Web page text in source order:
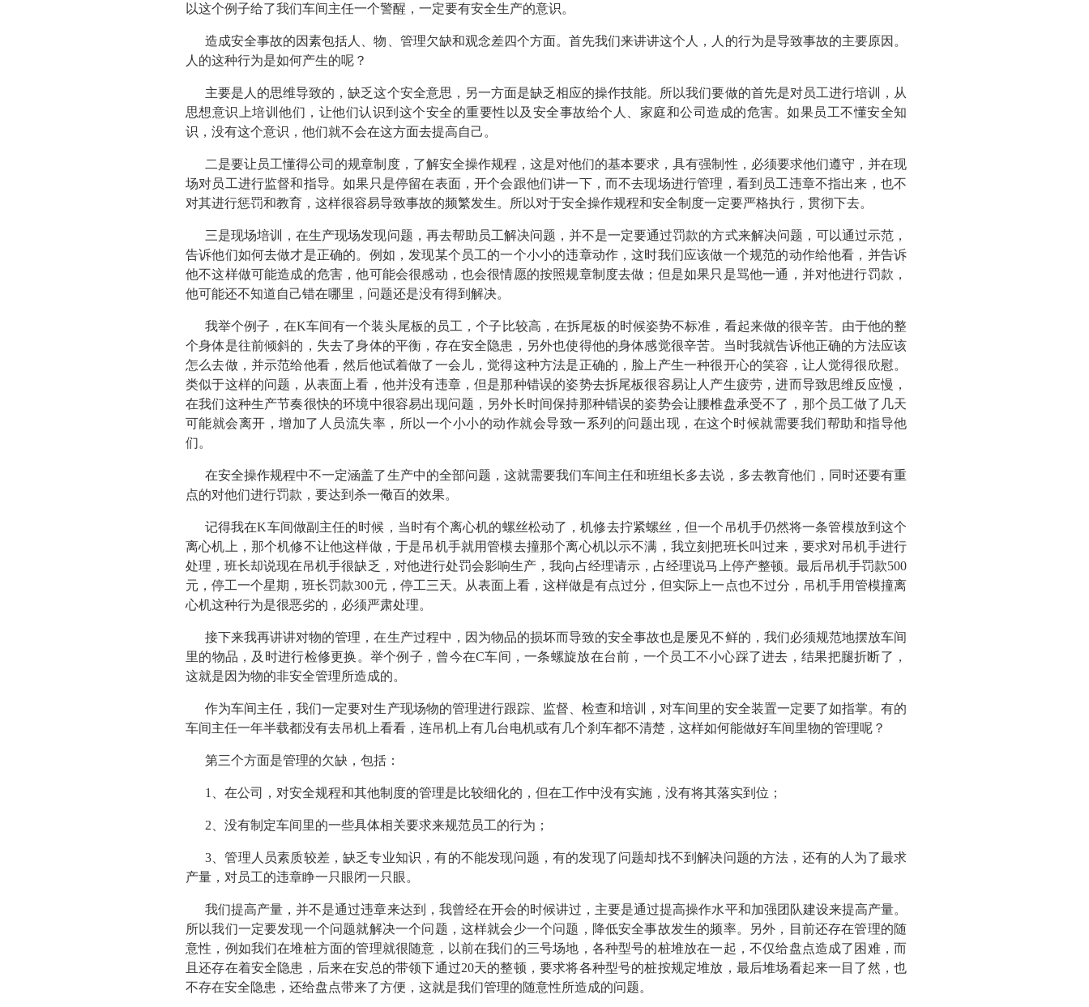
以这个例子给了我们车间主任一个警醒，一定要有安全生产的意识。
造成安全事故的因素包括人、物、管理欠缺和观念差四个方面。首先我们来讲讲这个人，人的行为是导致事故的主要原因。
人的这种行为是如何产生的呢？
主要是人的思维导致的，缺乏这个安全意思，另一方面是缺乏相应的操作技能。所以我们要做的首先是对员工进行培训，从
思想意识上培训他们，让他们认识到这个安全的重要性以及安全事故给个人、家庭和公司造成的危害。如果员工不懂安全知
识，没有这个意识，他们就不会在这方面去提高自己。
二是要让员工懂得公司的规章制度，了解安全操作规程，这是对他们的基本要求，具有强制性，必须要求他们遵守，并在现
场对员工进行监督和指导。如果只是停留在表面，开个会跟他们讲一下，而不去现场进行管理，看到员工违章不指出来，也不
对其进行惩罚和教育，这样很容易导致事故的频繁发生。所以对于安全操作规程和安全制度一定要严格执行，贯彻下去。
三是现场培训，在生产现场发现问题，再去帮助员工解决问题，并不是一定要通过罚款的方式来解决问题，可以通过示范，
告诉他们如何去做才是正确的。例如，发现某个员工的一个小小的违章动作，这时我们应该做一个规范的动作给他看，并告诉
他不这样做可能造成的危害，他可能会很感动，也会很情愿的按照规章制度去做；但是如果只是骂他一通，并对他进行罚款，
他可能还不知道自己错在哪里，问题还是没有得到解决。
我举个例子，在K车间有一个装头尾板的员工，个子比较高，在拆尾板的时候姿势不标准，看起来做的很辛苦。由于他的整
个身体是往前倾斜的，失去了身体的平衡，存在安全隐患，另外也使得他的身体感觉很辛苦。当时我就告诉他正确的方法应该
怎么去做，并示范给他看，然后他试着做了一会儿，觉得这种方法是正确的，脸上产生一种很开心的笑容，让人觉得很欣慰。
类似于这样的问题，从表面上看，他并没有违章，但是那种错误的姿势去拆尾板很容易让人产生疲劳，进而导致思维反应慢，
在我们这种生产节奏很快的环境中很容易出现问题，另外长时间保持那种错误的姿势会让腰椎盘承受不了，那个员工做了几天
可能就会离开，增加了人员流失率，所以一个小小的动作就会导致一系列的问题出现，在这个时候就需要我们帮助和指导他
们。
在安全操作规程中不一定涵盖了生产中的全部问题，这就需要我们车间主任和班组长多去说，多去教育他们，同时还要有重
点的对他们进行罚款，要达到杀一儆百的效果。
记得我在K车间做副主任的时候，当时有个离心机的螺丝松动了，机修去拧紧螺丝，但一个吊机手仍然将一条管模放到这个
离心机上，那个机修不让他这样做，于是吊机手就用管模去撞那个离心机以示不满，我立刻把班长叫过来，要求对吊机手进行
处理，班长却说现在吊机手很缺乏，对他进行处罚会影响生产，我向占经理请示，占经理说马上停产整顿。最后吊机手罚款500
元，停工一个星期，班长罚款300元，停工三天。从表面上看，这样做是有点过分，但实际上一点也不过分，吊机手用管模撞离
心机这种行为是很恶劣的，必须严肃处理。
接下来我再讲讲对物的管理，在生产过程中，因为物品的损坏而导致的安全事故也是屡见不鲜的，我们必须规范地摆放车间
里的物品，及时进行检修更换。举个例子，曾今在C车间，一条螺旋放在台前，一个员工不小心踩了进去，结果把腿折断了，
这就是因为物的非安全管理所造成的。
作为车间主任，我们一定要对生产现场物的管理进行跟踪、监督、检查和培训，对车间里的安全装置一定要了如指掌。有的
车间主任一年半载都没有去吊机上看看，连吊机上有几台电机或有几个刹车都不清楚，这样如何能做好车间里物的管理呢？
第三个方面是管理的欠缺，包括：
1、在公司，对安全规程和其他制度的管理是比较细化的，但在工作中没有实施，没有将其落实到位；
2、没有制定车间里的一些具体相关要求来规范员工的行为；
3、管理人员素质较差，缺乏专业知识，有的不能发现问题，有的发现了问题却找不到解决问题的方法，还有的人为了最求
产量，对员工的违章睁一只眼闭一只眼。
我们提高产量，并不是通过违章来达到，我曾经在开会的时候讲过，主要是通过提高操作水平和加强团队建设来提高产量。
所以我们一定要发现一个问题就解决一个问题，这样就会少一个问题，降低安全事故发生的频率。另外，目前还存在管理的随
意性，例如我们在堆桩方面的管理就很随意，以前在我们的三号场地，各种型号的桩堆放在一起，不仅给盘点造成了困难，而
且还存在着安全隐患，后来在安总的带领下通过20天的整顿，要求将各种型号的桩按规定堆放，最后堆场看起来一目了然，也
不存在安全隐患，还给盘点带来了方便，这就是我们管理的随意性所造成的问题。